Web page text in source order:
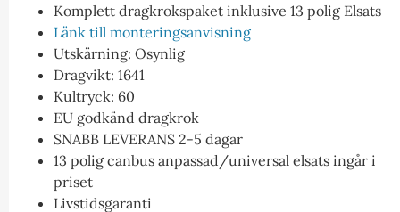
Komplett dragkrokspaket inklusive 13 polig Elsats
Länk till monteringsanvisning
Utskärning: Osynlig
Dragvikt: 1641
Kultryck: 60
EU godkänd dragkrok
SNABB LEVERANS 2-5 dagar
13 polig canbus anpassad/universal elsats ingår i
priset
Livstidsgaranti